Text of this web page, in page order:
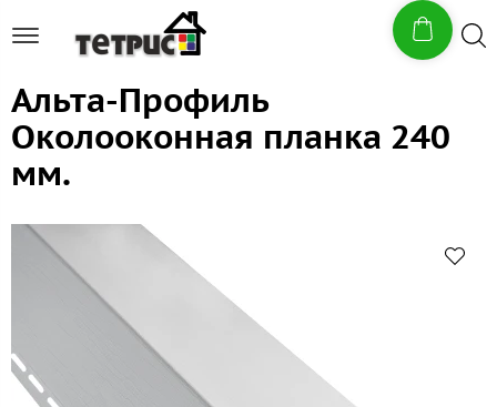
Альта-Профиль
Околооконная планка 240
мм.